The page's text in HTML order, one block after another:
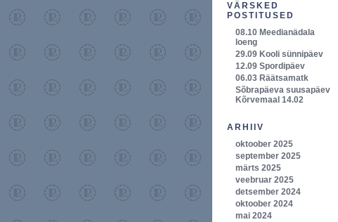
VÄRSKED
POSTITUSED
08.10 Meedianädala
loeng
29.09 Kooli sünnipäev
12.09 Spordipäev
06.03 Räätsamatk
Sõbrapäeva suusapäev
Kõrvemaal 14.02
ARHIIV
oktoober 2025
september 2025
märts 2025
veebruar 2025
detsember 2024
oktoober 2024
mai 2024